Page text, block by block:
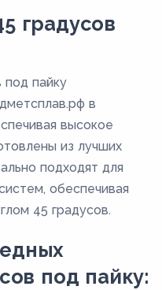
градусов
пайку
в
высокое
из лучших
подходят для
обеспечивая
45 градусов.
под пайку: